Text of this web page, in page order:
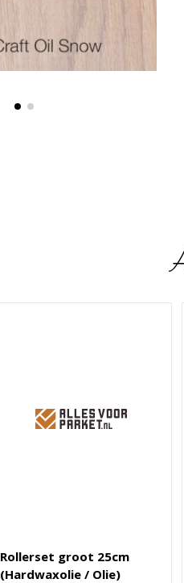
Rollerset groot 25cm
(Hardwaxolie / Olie)